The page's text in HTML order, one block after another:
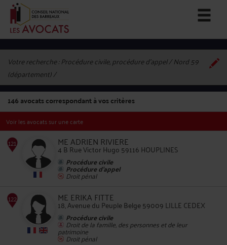
Votre recherche :Procédure civile, procédure d'appel / Nord 59
(département)
146avocats correspondant à vos critères
Voir les avocats sur une carte
ME ADRIEN RIVIERE
4 B Rue Victor Hugo 59116 HOUPLINES
Procédure civile
Procédure d'appel
Droit pénal
ME ERIKA FITTE
18, Avenue du Peuple Belge 59009 LILLE CEDEX
Procédure civile
Droit de la famille, des personnes et de leur
patrimoine
Droit pénal